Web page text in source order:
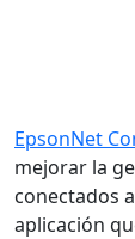
EpsonNet
mejorar la
conectados
aplicación